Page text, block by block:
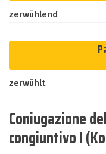
zerwühlend
zerwühlt
Coniugazione
congiuntivo I